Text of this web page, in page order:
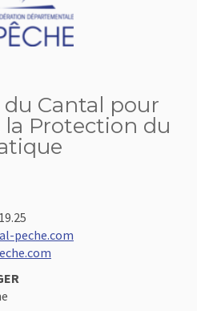
Cantal pour
la Protection du
peche.com